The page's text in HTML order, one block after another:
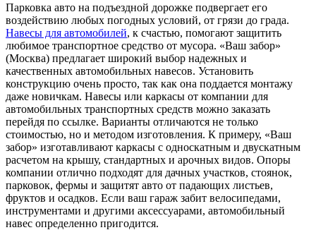
Парковка авто на подъездной дорожке подвергает его
воздействию любых погодных условий, от грязи до града.
Навесы для автомобилей, к счастью, помогают защитить
любимое транспортное средство от мусора. «Ваш забор»
(Москва) предлагает широкий выбор надежных и
качественных автомобильных навесов. Установить
конструкцию очень просто, так как она поддается монтажу
даже новичкам. Навесы или каркасы от компании для
автомобильных транспортных средств можно заказать
перейдя по ссылке. Варианты отличаются не только
стоимостью, но и методом изготовления. К примеру, «Ваш
забор» изготавливают каркасы с односкатным и двускатным
расчетом на крышу, стандартных и арочных видов. Опоры
компании отлично подходят для дачных участков, стоянок,
парковок, фермы и защитят авто от падающих листьев,
фруктов и осадков. Если ваш гараж забит велосипедами,
инструментами и другими аксессуарами, автомобильный
навес определенно пригодится.